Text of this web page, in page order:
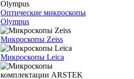
Оптические микроскопы
Olympus
Микроскопы Zeiss
Микроскопы Leica